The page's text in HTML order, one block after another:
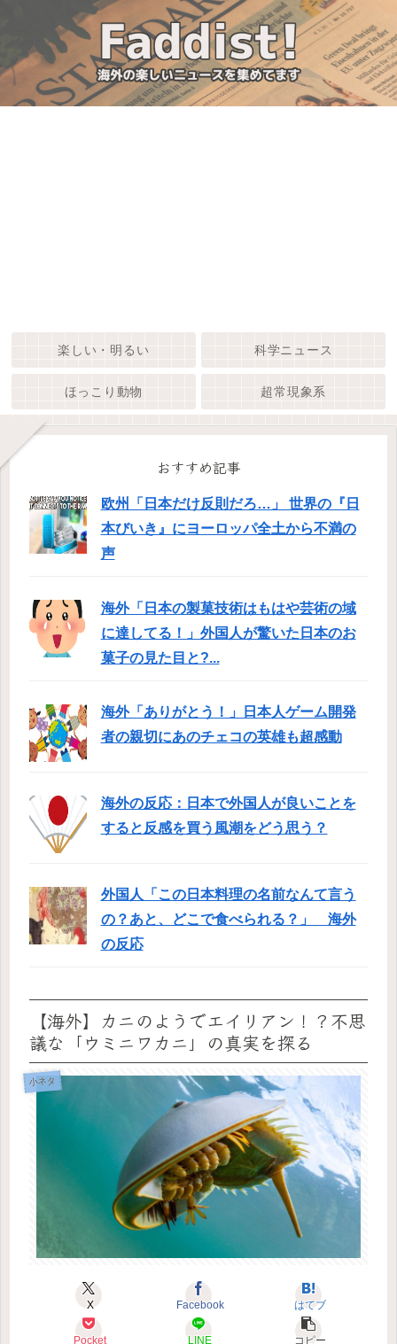
楽しい・明るい 科学ニュース
ほっこり動物 超常現象系
おすすめ記事
欧州「日本だけ反則だろ…」 世界の『日
本びいき』にヨーロッパ全土から不満の
声
海外「日本の製菓技術はもはや芸術の域
に達してる！」外国人が驚いた日本のお
菓子の見た目と?...
海外「ありがとう！」日本人ゲーム開発
者の親切にあのチェコの英雄も超感動
海外の反応：日本で外国人が良いことを
すると反感を買う風潮をどう思う？
外国人「この日本料理の名前なんて言う
の？あと、どこで食べられる？」 海外
の反応
【海外】カニのようでエイリアン！？不思
議な「ウミニワカニ」の真実を探る
小ネタ
X Facebook はてブ
Pocket LINE コピー